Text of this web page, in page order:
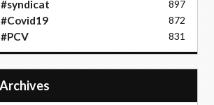
#syndicat 897
#Covid19 872
#PCV 831
Archives